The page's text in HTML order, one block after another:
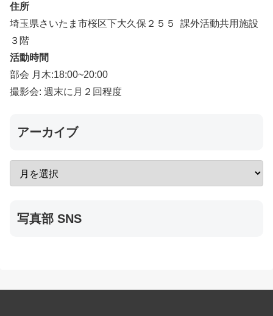
住所
埼玉県さいたま市桜区下大久保２５５ 課外活動共用施設
３階
活動時間
部会 月木:18:00~20:00
撮影会: 週末に月２回程度
アーカイブ
写真部 SNS